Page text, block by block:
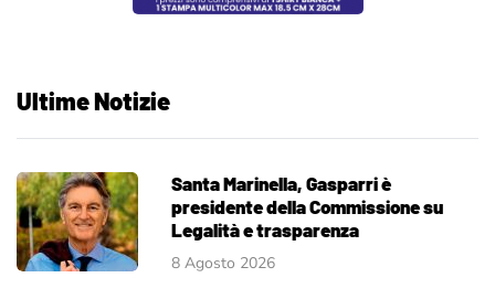
Ultime Notizie
Santa Marinella, Gasparri è
presidente della Commissione su
Legalità e trasparenza
8 Agosto 2026